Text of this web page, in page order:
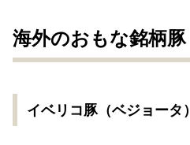
海外のおもな銘柄豚
イベリコ豚（ベジョータ